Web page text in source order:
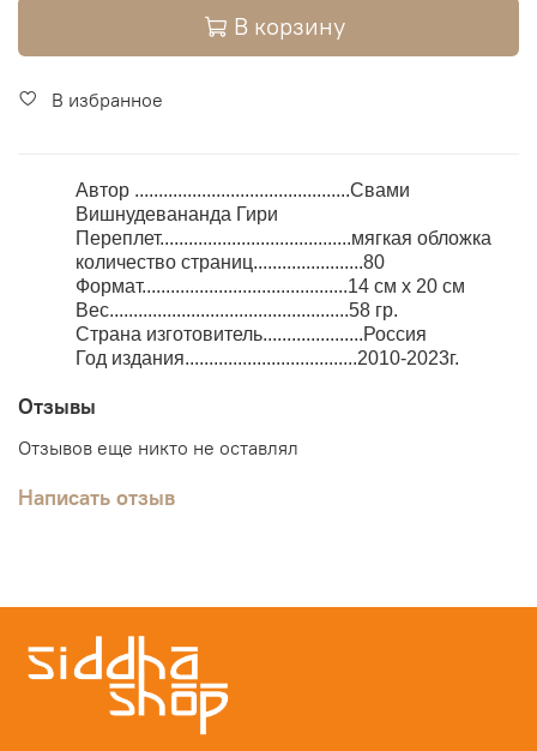
В корзину
В избранное
Автор .............................................Свами
Вишнудевананда Гири
Переплет........................................мягкая обложка
количество страниц.......................80
Формат...........................................14 см x 20 см
Вес..................................................58 гр.
Страна изготовитель.....................Россия
Год издания....................................2010-2023г.
Отзывы
Отзывов еще никто не оставлял
Написать отзыв